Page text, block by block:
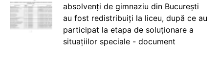
absolvenți de gimnaziu din București
au fost redistribuiți la liceu, după ce au
participat la etapa de soluționare a
situațiilor speciale - document